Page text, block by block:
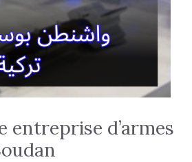
entreprise d’armes